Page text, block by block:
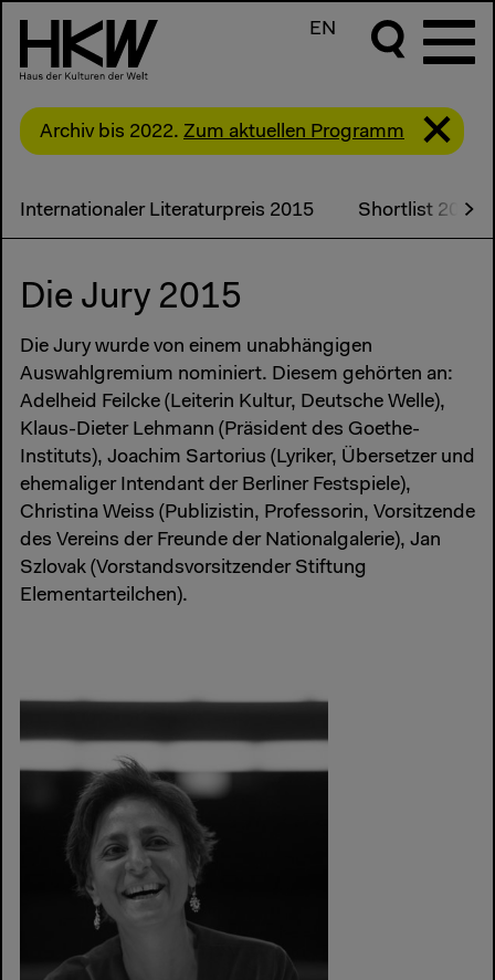
EN
Archiv bis 2022. Zum aktuellen Programm
Internationaler Literaturpreis 2015 Shortlist 2015
Die Jury 2015
Die Jury wurde von einem unabhängigen
Auswahlgremium nominiert. Diesem gehörten an:
Adelheid Feilcke (Leiterin Kultur, Deutsche Welle),
Klaus-Dieter Lehmann (Präsident des Goethe-
Instituts), Joachim Sartorius (Lyriker, Übersetzer und
ehemaliger Intendant der Berliner Festspiele),
Christina Weiss (Publizistin, Professorin, Vorsitzende
des Vereins der Freunde der Nationalgalerie), Jan
Szlovak (Vorstandsvorsitzender Stiftung
Elementarteilchen).